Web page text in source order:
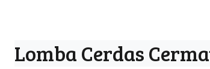
Lomba Cerdas